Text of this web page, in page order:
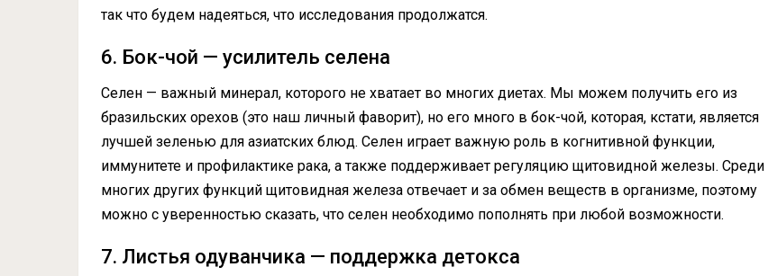
так что будем надеяться, что исследования продолжатся.
6. Бок-чой — усилитель селена
Селен — важный минерал, которого не хватает во многих диетах. Мы можем получить его из
бразильских орехов (это наш личный фаворит), но его много в бок-чой, которая, кстати, является
лучшей зеленью для азиатских блюд. Селен играет важную роль в когнитивной функции,
иммунитете и профилактике рака, а также поддерживает регуляцию щитовидной железы. Среди
многих других функций щитовидная железа отвечает и за обмен веществ в организме, поэтому
можно с уверенностью сказать, что селен необходимо пополнять при любой возможности.
7. Листья одуванчика — поддержка детокса